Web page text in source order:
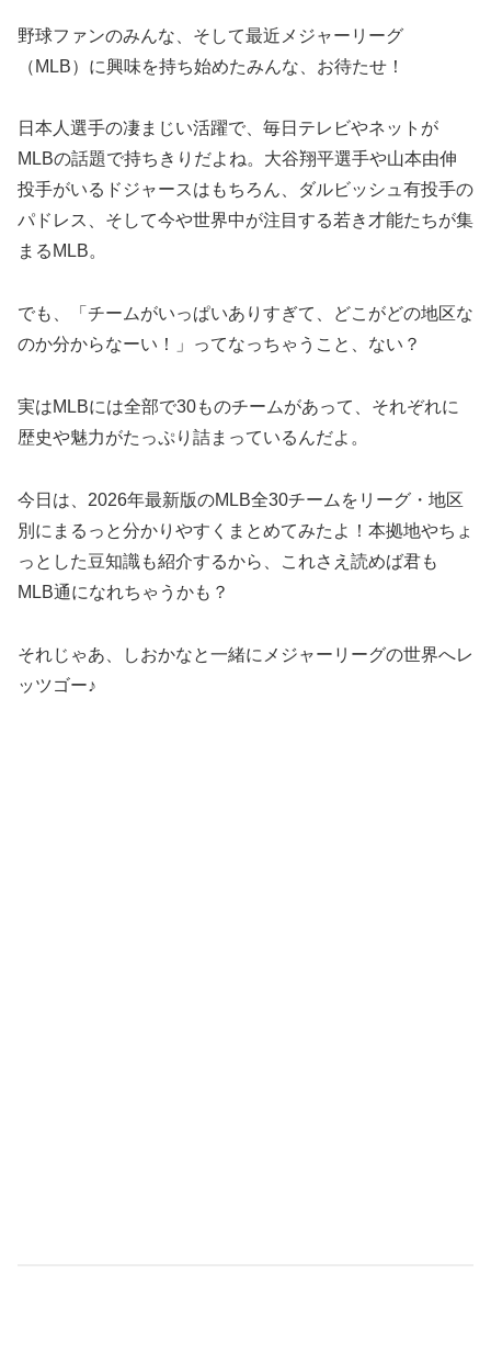
野球ファンのみんな、そして最近メジャーリーグ
（MLB）に興味を持ち始めたみんな、お待たせ！
日本人選手の凄まじい活躍で、毎日テレビやネットが
MLBの話題で持ちきりだよね。大谷翔平選手や山本由伸
投手がいるドジャースはもちろん、ダルビッシュ有投手の
パドレス、そして今や世界中が注目する若き才能たちが集
まるMLB。
でも、「チームがいっぱいありすぎて、どこがどの地区な
のか分からなーい！」ってなっちゃうこと、ない？
実はMLBには全部で30ものチームがあって、それぞれに
歴史や魅力がたっぷり詰まっているんだよ。
今日は、2026年最新版のMLB全30チームをリーグ・地区
別にまるっと分かりやすくまとめてみたよ！本拠地やちょ
っとした豆知識も紹介するから、これさえ読めば君も
MLB通になれちゃうかも？
それじゃあ、しおかなと一緒にメジャーリーグの世界へレ
ッツゴー♪